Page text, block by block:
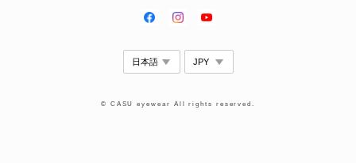
© CASU eyewear All rights reserved.